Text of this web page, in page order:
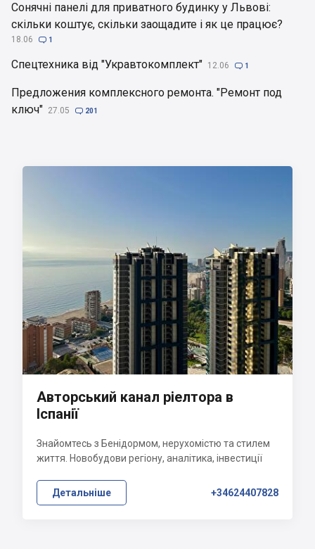
Сонячні панелі для приватного будинку у Львові:
скільки коштує, скільки заощадите і як це працює?
18.06  1
Спецтехника від "Укравтокомплект" 12.06  1
Предложения комплексного ремонта. "Ремонт под
ключ" 27.05  201
Авторський канал ріелтора в
Іспанії
Знайомтесь з Бенідормом, нерухомістю та стилем
життя. Новобудови регіону, аналітика, інвестиції
Детальніше +34624407828